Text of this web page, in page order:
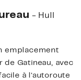
- Hull
emplacement
Gatineau, avec
à l'autoroute